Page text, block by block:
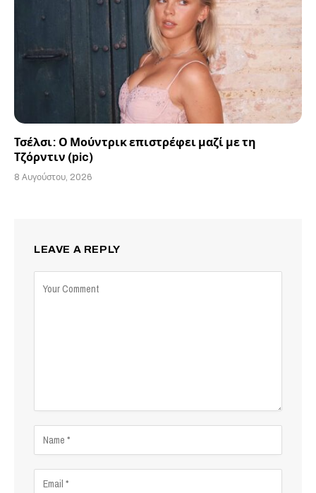
Τσέλσι: Ο Μούντρικ επιστρέφει μαζί με τη
Τζόρντιν (pic)
8 Αυγούστου, 2026
LEAVE A REPLY